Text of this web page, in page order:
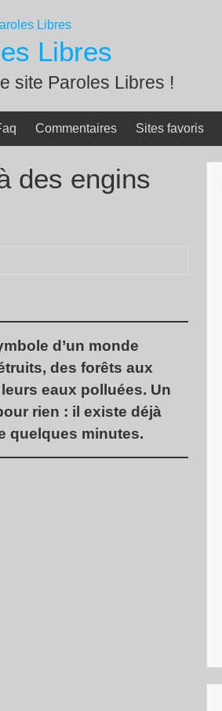
Libres
site Paroles Libres !
Commentaires Sites favoris
des engins
d’un monde
des forêts aux
eaux polluées. Un
rien : il existe déjà
quelques minutes.